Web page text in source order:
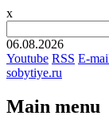
x
06.08.2026
Youtube RSS E-
sobytiye.ru
Main menu